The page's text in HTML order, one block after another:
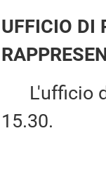
UFFICIO DI
L'ufficio di
15.30.